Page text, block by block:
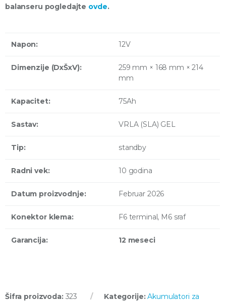
balanseru pogledajte ovde.
Napon: 12V
Dimenzije (DxŠxV):
259 mm × 168 mm × 214
mm
Kapacitet: 75Ah
Sastav: VRLA (SLA) GEL
Tip: standby
Radni vek: 10 godina
Datum proizvodnje: Februar 2026
Konektor klema: F6 terminal, M6 sraf
Garancija: 12 meseci
Šifra proizvoda: 323 Kategorije:Akumulatori za